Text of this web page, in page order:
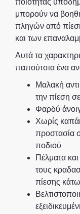
ποιότητας
μπορούν να
πληγών από
και των
Αυτά τα
παπούτσια ένα
Μαλακή
την πίεση
Φαρδύ
Χωρίς
προστασία
ποδιού
Πέλματα
τους
πίεσης